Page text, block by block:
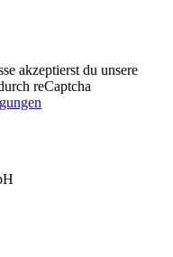
akzeptierst du unsere
reCaptcha